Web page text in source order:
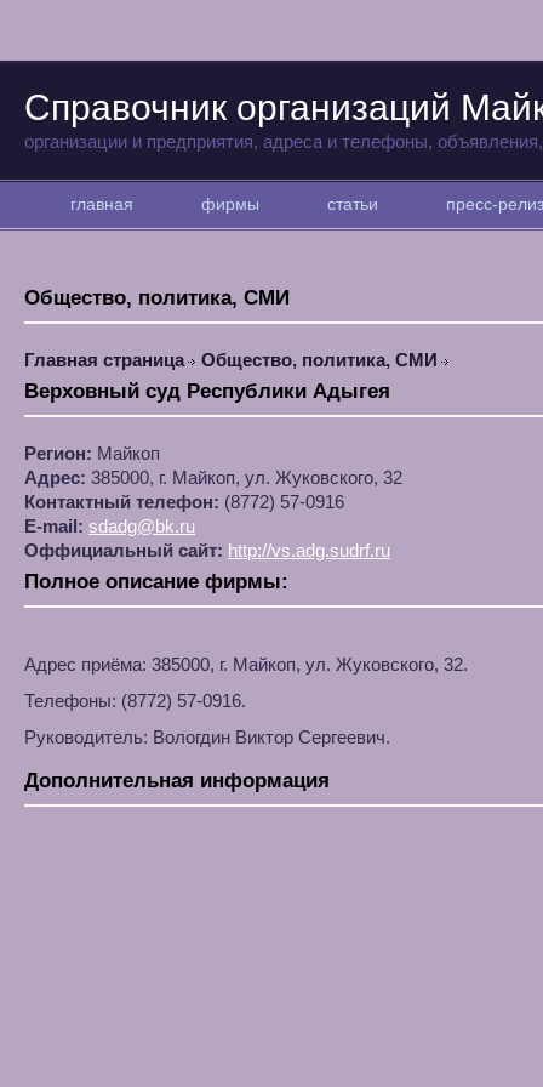
Справочник организаций
организации и предприятия, адреса и телефоны,
главная фирмы статьи пресс-
Общество, политика, СМИ
Главная страница Общество, политика, СМИ
Верховный суд Республики Адыгея
Регион: Майкоп
Адрес: 385000, г. Майкоп, ул. Жуковского, 32
Контактный телефон: (8772) 57-0916
E-mail: sdadg@bk.ru
Оффициальный сайт: http://vs.adg.sudrf.ru
Полное описание фирмы:
Адрес приёма: 385000, г. Майкоп, ул. Жуковского, 32.
Телефоны: (8772) 57-0916.
Руководитель: Вологдин Виктор Сергеевич.
Дополнительная информация